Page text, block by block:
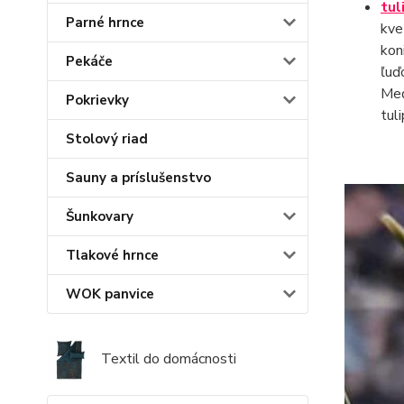
Parné hrnce
Pekáče
Pokrievky
Stolový riad
Sauny a príslušenstvo
Šunkovary
Tlakové hrnce
WOK panvice
Textil do domácnosti